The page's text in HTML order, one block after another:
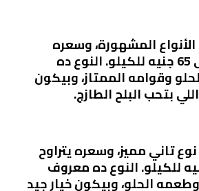
المشهورة، وسعره
يتراوح بين 25 إلى 65 جنيه للكيلو. النوع ده
وقوامه الممتاز، وبيكون
بتحب البلح الطازج.
تاني مميز، وسعره يتراوح
15 إلى 45 جنيه للكيلو. النوع ده معروف
الحلو، وبيكون خيار جيد